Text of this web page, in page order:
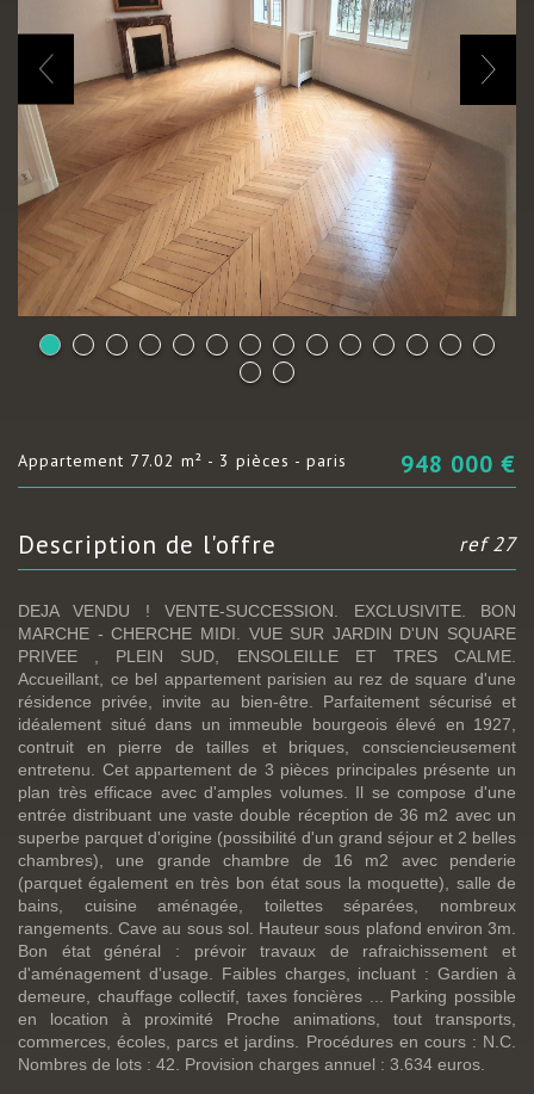
appartement 77.02 m² - 3 pièces - paris 948 000 €
description de l'offre ref 27
DEJA VENDU ! VENTE-SUCCESSION. EXCLUSIVITE. BON
MARCHE - CHERCHE MIDI. VUE SUR JARDIN D'UN SQUARE
PRIVEE , PLEIN SUD, ENSOLEILLE ET TRES CALME.
Accueillant, ce bel appartement parisien au rez de square d'une
résidence privée, invite au bien-être. Parfaitement sécurisé et
idéalement situé dans un immeuble bourgeois élevé en 1927,
contruit en pierre de tailles et briques, consciencieusement
entretenu. Cet appartement de 3 pièces principales présente un
plan très efficace avec d'amples volumes. Il se compose d'une
entrée distribuant une vaste double réception de 36 m2 avec un
superbe parquet d'origine (possibilité d'un grand séjour et 2 belles
chambres), une grande chambre de 16 m2 avec penderie
(parquet également en très bon état sous la moquette), salle de
bains, cuisine aménagée, toilettes séparées, nombreux
rangements. Cave au sous sol. Hauteur sous plafond environ 3m.
Bon état général : prévoir travaux de rafraichissement et
d'aménagement d'usage. Faibles charges, incluant : Gardien à
demeure, chauffage collectif, taxes foncières ... Parking possible
en location à proximité Proche animations, tout transports,
commerces, écoles, parcs et jardins. Procédures en cours : N.C.
Nombres de lots : 42. Provision charges annuel : 3.634 euros.